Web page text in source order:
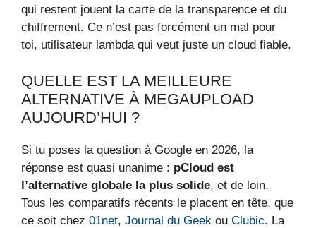
qui restent jouent la carte de la transparence et du
chiffrement. Ce n’est pas forcément un mal pour
toi, utilisateur lambda qui veut juste un cloud fiable.
QUELLE EST LA MEILLEURE
ALTERNATIVE À MEGAUPLOAD
AUJOURD’HUI ?
Si tu poses la question à Google en 2026, la
réponse est quasi unanime : pCloud est
l’alternative globale la plus solide, et de loin.
Tous les comparatifs récents le placent en tête, que
ce soit chez 01net, Journal du Geek ou Clubic. La